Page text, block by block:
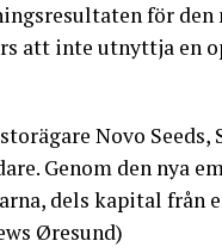
för
att inte utnyttja en
Novo Seeds,
Genom den nya
dels kapital från
Øresund)